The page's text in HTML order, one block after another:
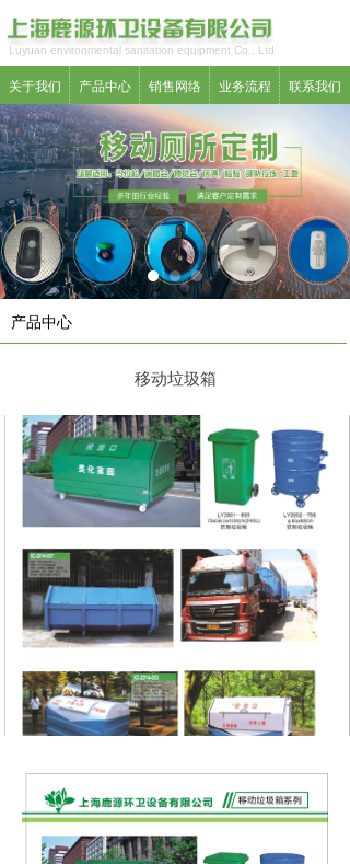
Luyuan environmental sanitation equipment Co., Ltd
关于我们 产品中心 销售网络 业务流程 联系我们
移动垃圾箱
产品中心